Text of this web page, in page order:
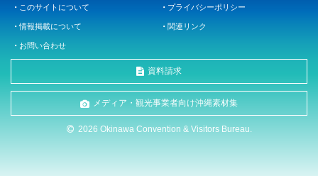
このサイトについて プライバシーポリシー
情報掲載について 関連リンク
お問い合わせ
資料請求
メディア・観光事業者向け沖縄素材集
2026 Okinawa Convention & Visitors Bureau.